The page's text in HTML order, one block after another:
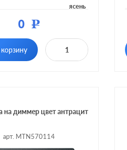
ясень
без подсветки
сенсорный, с
0Р
на диммер цвет антрацит
арт. MTN570114